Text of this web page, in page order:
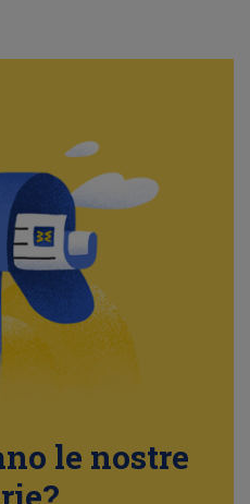
le nostre